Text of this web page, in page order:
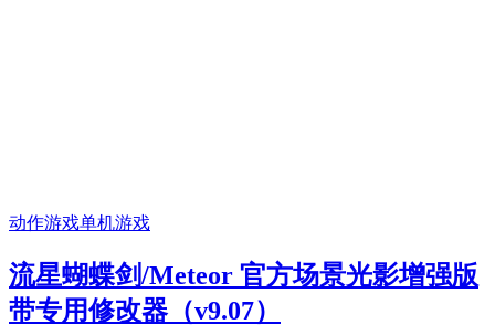
动作游戏单机游戏
流星蝴蝶剑/Meteor 官方场景光影增强版
带专用修改器（v9.07）